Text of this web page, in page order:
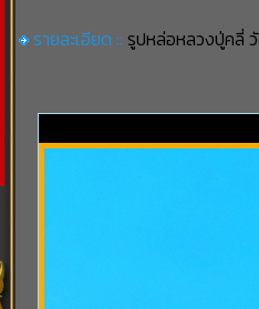
รายละเอียด :: รูปหล่อหลวงปู่คลี่